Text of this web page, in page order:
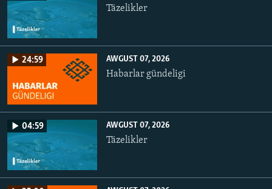
Täzelikler
24:59 AWGUST 07, 2026
Habarlar gündeligi
04:59 AWGUST 07, 2026
Täzelikler